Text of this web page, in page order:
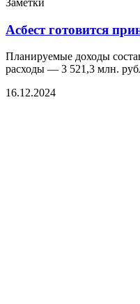
Заметки
Асбест готовится
Планируемые доходы
расходы — 3 521,3 млн.
16.12.2024